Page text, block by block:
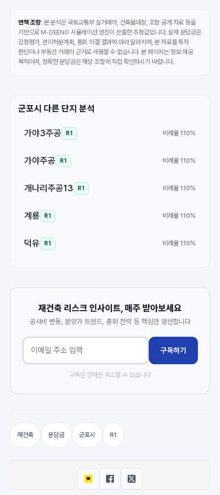
면책 조항: 본 분석은 국토교통부 실거래가, 건축물대장, 조합 공개 자료 등을
기반으로 M-DEENO 시뮬레이션 엔진이 산출한 추정값입니다. 실제 분담금은
감정평가, 관리처분계획, 총회 의결 결과에 따라 달라지며, 본 자료를 투자
판단이나 부동산 거래의 근거로 사용할 수 없습니다. 본 페이지는 정보 제공
목적이며, 정확한 분담금은 해당 조합에 직접 확인하시기 바랍니다.
군포시 다른 단지 분석
가야3주공 R1 비례율 110%
가야주공 R1 비례율 110%
개나리주공13 R1 비례율 110%
계룡 R1 비례율 110%
덕유 R1 비례율 110%
재건축 리스크 인사이트, 매주 받아보세요
공사비 변동, 분양가 트렌드, 총회 전략 등 핵심만 엄선합니다
구독하기
구독은 언제든 취소할 수 있습니다
재건축 분담금 군포시 R1